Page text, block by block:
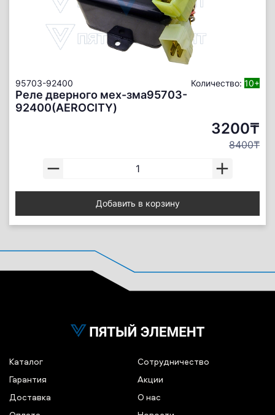
95703-92400 Количество: 10+
Реле дверного мех-зма95703-
92400(AEROCITY)
3200₸
8400₸
Добавить в корзину
Каталог
Гарантия
Доставка
Сотрудничество
Акции
О нас